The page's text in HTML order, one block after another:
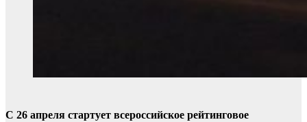
С 26 апреля стартует всероссийское рейтинговое